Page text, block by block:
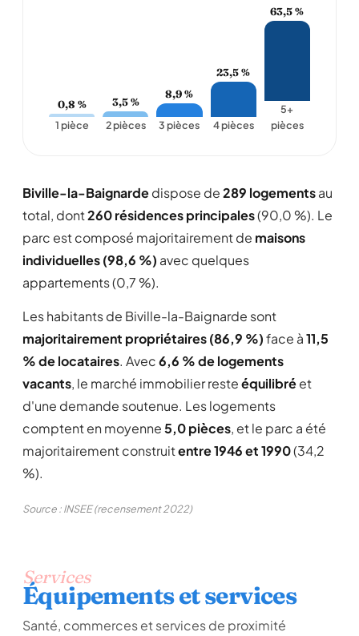
0,8 %
1 pièce
3,5 %
2 pièces
8,9 %
3 pièces
23,5 %
4 pièces
63,5 %
5+
pièces
Biville-la-Baignardedispose de289 logementsau
total, dont260 résidences principales(90,0 %). Le
parc est composé majoritairement de maisons
individuelles (98,6 %) avec quelques
appartements (0,7 %).
Les habitants de Biville-la-Baignarde sont
majoritairement propriétaires (86,9 %)face à11,5
% de locataires. Avec6,6 % de logements
vacants, le marché immobilier resteéquilibréet
d'une demande soutenue. Les logements
comptent en moyenne5,0 pièces, et le parc a été
majoritairement construitentre 1946 et 1990(34,2
%).
Source : INSEE (recensement 2022)
Services
Équipements et services
Santé, commerces et services de proximité